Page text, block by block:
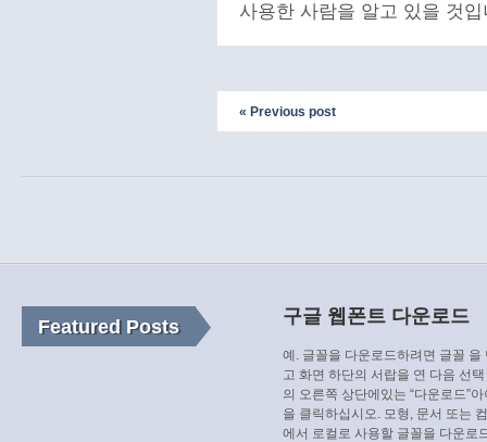
사용한 사람을 알고 있을 것입
« Previous post
Featured Posts 구글 웹폰트 다운로드
예. 글꼴을 다운로드하려면 글꼴 을
고 화면 하단의 서랍을 연 다음 선
의 오른쪽 상단에있는 “다운로드”
을 클릭하십시오. 모형, 문서 또는
에서 로컬로 사용할 글꼴을 다운로